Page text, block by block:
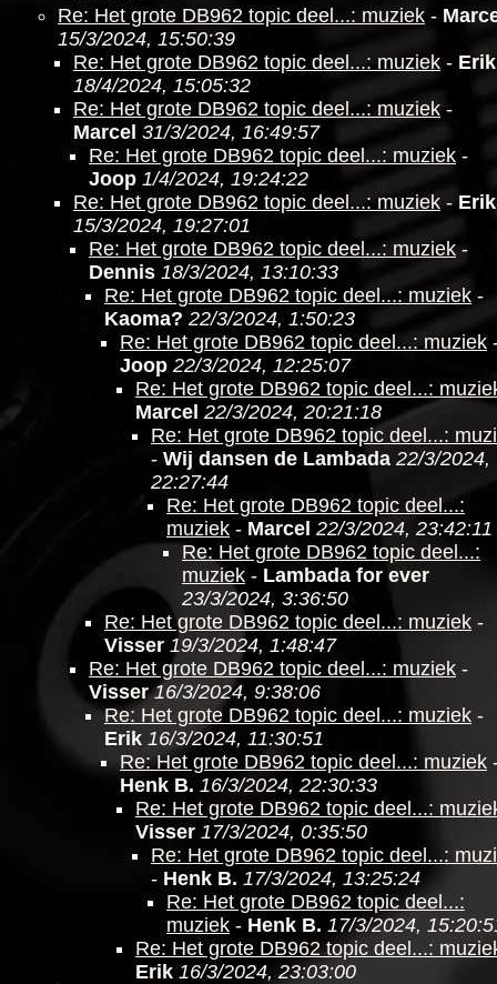
Re: Het grote DB962 topic deel...: muziek -
15/3/2024, 15:50:39
Re: Het grote DB962 topic deel...: muziek - Erik
18/4/2024, 15:05:32
Re: Het grote DB962 topic deel...: muziek -
Marcel 31/3/2024, 16:49:57
Re: Het grote DB962 topic deel...: muziek -
Joop 1/4/2024, 19:24:22
Re: Het grote DB962 topic deel...: muziek - Erik
15/3/2024, 19:27:01
Re: Het grote DB962 topic deel...: muziek-
Dennis 18/3/2024, 13:10:33
Re: Het grote DB962 topic deel...: muziek -
Kaoma? 22/3/2024, 1:50:23
Re: Het grote DB962 topic deel...: muziek
Joop 22/3/2024, 12:25:07
Re: Het grote DB962 topic deel...:
Marcel 22/3/2024, 20:21:18
Re: Het grote DB962 topic deel...:
- Wij dansen de Lambada 22/3/2024,
22:27:44
Re: Het grote DB962 topic deel...:
muziek - Marcel 22/3/2024, 23:42:11
Re: Het grote DB962 topic deel...:
muziek - Lambada for ever
23/3/2024, 3:36:50
Re: Het grote DB962 topic deel...: muziek -
Visser 19/3/2024, 1:48:47
Re: Het grote DB962 topic deel...: muziek -
Visser 16/3/2024, 9:38:06
Re: Het grote DB962 topic deel...: muziek -
Erik 16/3/2024, 11:30:51
Re: Het grote DB962 topic deel...: muziek
Henk B. 16/3/2024, 22:30:33
Re: Het grote DB962 topic deel...:
Visser 17/3/2024, 0:35:50
Re: Het grote DB962 topic deel...:
- Henk B. 17/3/2024, 13:25:24
Re: Het grote DB962 topic deel...:
muziek - Henk B. 17/3/2024,
Re: Het grote DB962 topic deel...:
Erik 16/3/2024, 23:03:00